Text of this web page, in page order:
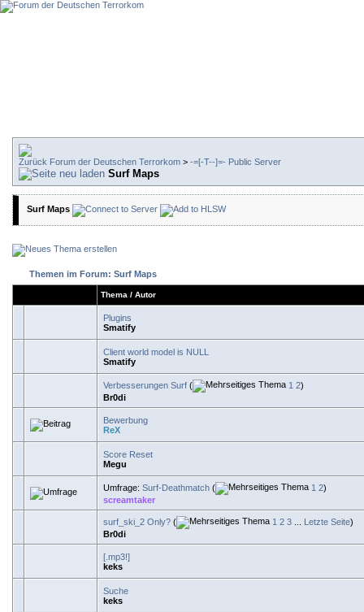
Forum der Deutschen Terrorkom > -=[-T--]=- Public Server
Surf Maps
Surf Maps
Themen im Forum: Surf Maps
Thema / Autor
Plugins
Smatify
Client world model is NULL
Smatify
Verbesserungen Surf ( 1 2)
Br0di
Bewerbung
ReX
Score Reset
Megu
Umfrage: Surf-Deathmatch ( 1 2)
screamtaker
surf_ski_2 Only? ( 1 2 3 Letzte Seite)
Br0di
[.mp3!]
keks
Suche
keks